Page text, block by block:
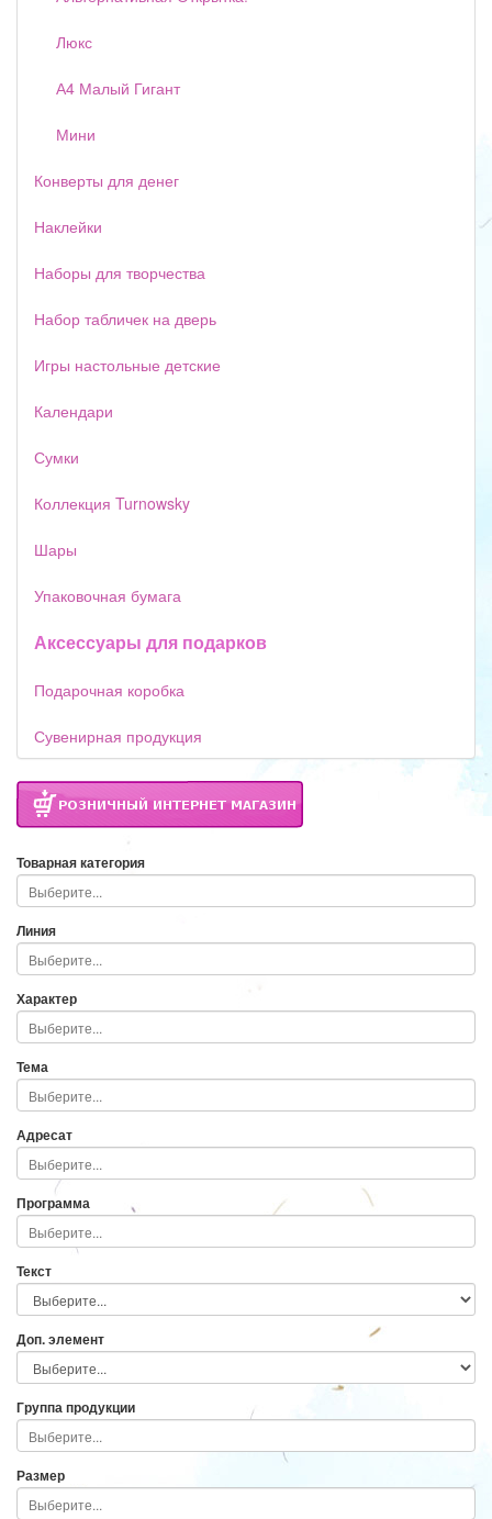
Люкс
А4 Малый Гигант
Мини
Конверты для денег
Наклейки
Наборы для творчества
Набор табличек на дверь
Игры настольные детские
Календари
Сумки
Коллекция Turnowsky
Шары
Упаковочная бумага
Аксессуары для подарков
Подарочная коробка
Сувенирная продукция
Товарная категория
Линия
Характер
Тема
Адресат
Программа
Текст
Доп. элемент
Группа продукции
Размер